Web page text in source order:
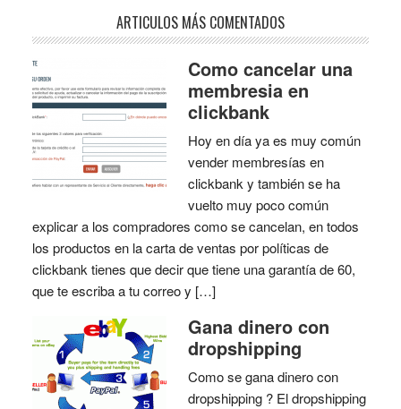
ARTICULOS MÁS COMENTADOS
Como cancelar una
membresia en
clickbank
Hoy en día ya es muy común
vender membresías en
clickbank y también se ha
vuelto muy poco común
explicar a los compradores como se cancelan, en todos
los productos en la carta de ventas por políticas de
clickbank tienes que decir que tiene una garantía de 60,
que te escriba a tu correo y […]
Gana dinero con
dropshipping
Como se gana dinero con
dropshipping ? El dropshipping